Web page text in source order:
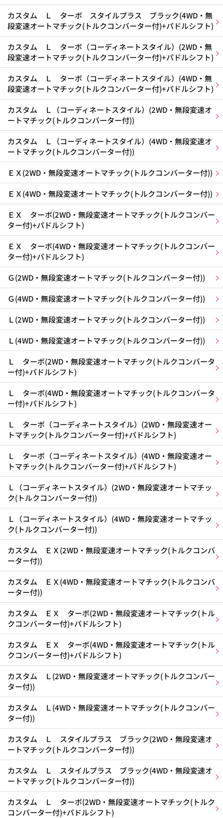
カスタム Ｌ ターボ スタイルプラス ブラック(4WD・無
段変速オートマチック(トルクコンバーター付)+パドルシフト)
カスタム Ｌ ターボ（コーディネートスタイル）(2WD・無
段変速オートマチック(トルクコンバーター付)+パドルシフト)
カスタム Ｌ ターボ（コーディネートスタイル）(4WD・無
段変速オートマチック(トルクコンバーター付)+パドルシフト)
カスタム Ｌ（コーディネートスタイル）(2WD・無段変速オ
ートマチック(トルクコンバーター付))
カスタム Ｌ（コーディネートスタイル）(4WD・無段変速オ
ートマチック(トルクコンバーター付))
ＥＸ(2WD・無段変速オートマチック(トルクコンバーター付))
ＥＸ(4WD・無段変速オートマチック(トルクコンバーター付))
ＥＸ ターボ(2WD・無段変速オートマチック(トルクコンバー
ター付)+パドルシフト)
ＥＸ ターボ(4WD・無段変速オートマチック(トルクコンバー
ター付)+パドルシフト)
Ｇ(2WD・無段変速オートマチック(トルクコンバーター付))
Ｇ(4WD・無段変速オートマチック(トルクコンバーター付))
Ｌ(2WD・無段変速オートマチック(トルクコンバーター付))
Ｌ(4WD・無段変速オートマチック(トルクコンバーター付))
Ｌ ターボ(2WD・無段変速オートマチック(トルクコンバータ
ー付)+パドルシフト)
Ｌ ターボ(4WD・無段変速オートマチック(トルクコンバータ
ー付)+パドルシフト)
Ｌ ターボ（コーディネートスタイル）(2WD・無段変速オー
トマチック(トルクコンバーター付)+パドルシフト)
Ｌ ターボ（コーディネートスタイル）(4WD・無段変速オー
トマチック(トルクコンバーター付)+パドルシフト)
Ｌ（コーディネートスタイル）(2WD・無段変速オートマチッ
ク(トルクコンバーター付))
Ｌ（コーディネートスタイル）(4WD・無段変速オートマチッ
ク(トルクコンバーター付))
カスタム ＥＸ(2WD・無段変速オートマチック(トルクコンバ
ーター付))
カスタム ＥＸ(4WD・無段変速オートマチック(トルクコンバ
ーター付))
カスタム ＥＸ ターボ(2WD・無段変速オートマチック(トル
クコンバーター付)+パドルシフト)
カスタム ＥＸ ターボ(4WD・無段変速オートマチック(トル
クコンバーター付)+パドルシフト)
カスタム Ｌ(2WD・無段変速オートマチック(トルクコンバー
ター付))
カスタム Ｌ(4WD・無段変速オートマチック(トルクコンバー
ター付))
カスタム Ｌ スタイルプラス ブラック(2WD・無段変速オ
ートマチック(トルクコンバーター付))
カスタム Ｌ スタイルプラス ブラック(4WD・無段変速オ
ートマチック(トルクコンバーター付))
カスタム Ｌ ターボ(2WD・無段変速オートマチック(トルク
コンバーター付)+パドルシフト)